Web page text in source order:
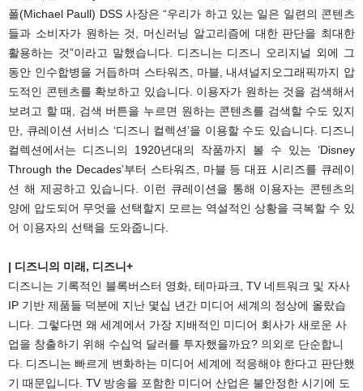
폴(Michael Paull) DSS 사장은 “우리가 하고 있는 일은 일련의 콘텐츠
들과 소비자가 원하는 것, 머신러닝 알고리즘에 대한 판단을 최대한
활용하는 것”이라고 말했습니다. 디즈니는 디즈니 오리지널 외에 그
동안 인수합병을 거듭하며 스타워즈, 마블, 내셔널지오그래픽까지 압
도적인 콘텐츠를 확보하고 있습니다. 이용자가 원하는 것을 검색해서
보려고 할 때, 검색 버튼을 누르면 원하는 콘텐츠를 검색할 수도 있지
만, 큐레이션 서비스 ‘디즈니 컬렉션’을 이용할 수도 있습니다. 디즈니
컬렉션에서는 디즈니의 1920년대의 작품까지 볼 수 있는 ‘Disney
Through the Decades’부터 스타워즈, 마블 등 대표 시리즈를 큐레이
션 해 제공하고 있습니다. 이런 큐레이션을 통해 이용자는 콘텐츠의
양에 압도되어 무엇을 선택할지 모르는 역설적인 상황을 극복할 수 있
어 이용자의 선택을 도와줍니다.
| 디즈니의 미래, 디즈니+
디즈니는 기록적인 블록버스터 영화, 테마파크, TV 네트워크 및 자사
IP 기반 제품들 덕분에 지난 몇십 년간 미디어 세계의 정상에 올랐습
니다. 그렇다면 왜 세계에서 가장 지배적인 미디어 회사가 새로운 사
업을 창출하기 위해 수십억 달러를 투자했을까요? 의외로 단순합니
다. 디즈니는 빠르게 변화하는 미디어 세계에 적응해야 한다고 판단했
기 때문입니다. TV 방송을 포함한 미디어 산업은 불안정한 시기에 도